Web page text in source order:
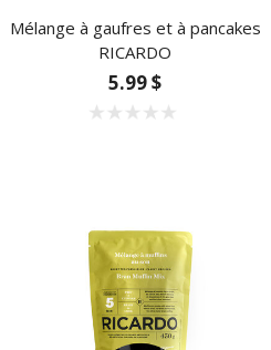
Mélange à gaufres et à pancakes
RICARDO
5.99 $